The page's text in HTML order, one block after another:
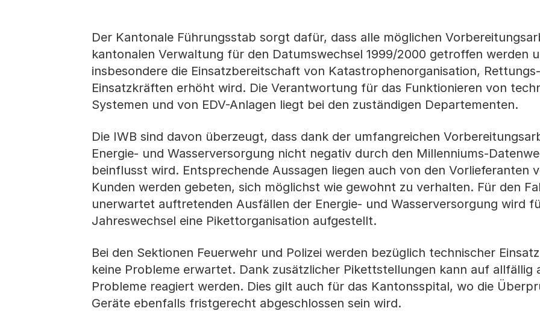
Der Kantonale Führungsstab sorgt dafür, dass alle möglichen
kantonalen Verwaltung für den Datumswechsel 1999/2000 getroffen werden
insbesondere die Einsatzbereitschaft von Katastrophenorganisation,
Einsatzkräften erhöht wird. Die Verantwortung für das Funktionieren von
Systemen und von EDV-Anlagen liegt bei den zuständigen Departementen.
Die IWB sind davon überzeugt, dass dank der umfangreichen
Energie- und Wasserversorgung nicht negativ durch den Millenniums-
beinflusst wird. Entsprechende Aussagen liegen auch von den Vorlieferanten
Kunden werden gebeten, sich möglichst wie gewohnt zu verhalten. Für den
unerwartet auftretenden Ausfällen der Energie- und Wasserversorgung wird
Jahreswechsel eine Pikettorganisation aufgestellt.
Bei den Sektionen Feuerwehr und Polizei werden bezüglich technischer
keine Probleme erwartet. Dank zusätzlicher Pikettstellungen kann auf allfällig
Probleme reagiert werden. Dies gilt auch für das Kantonsspital, wo die
Geräte ebenfalls fristgerecht abgeschlossen sein wird.